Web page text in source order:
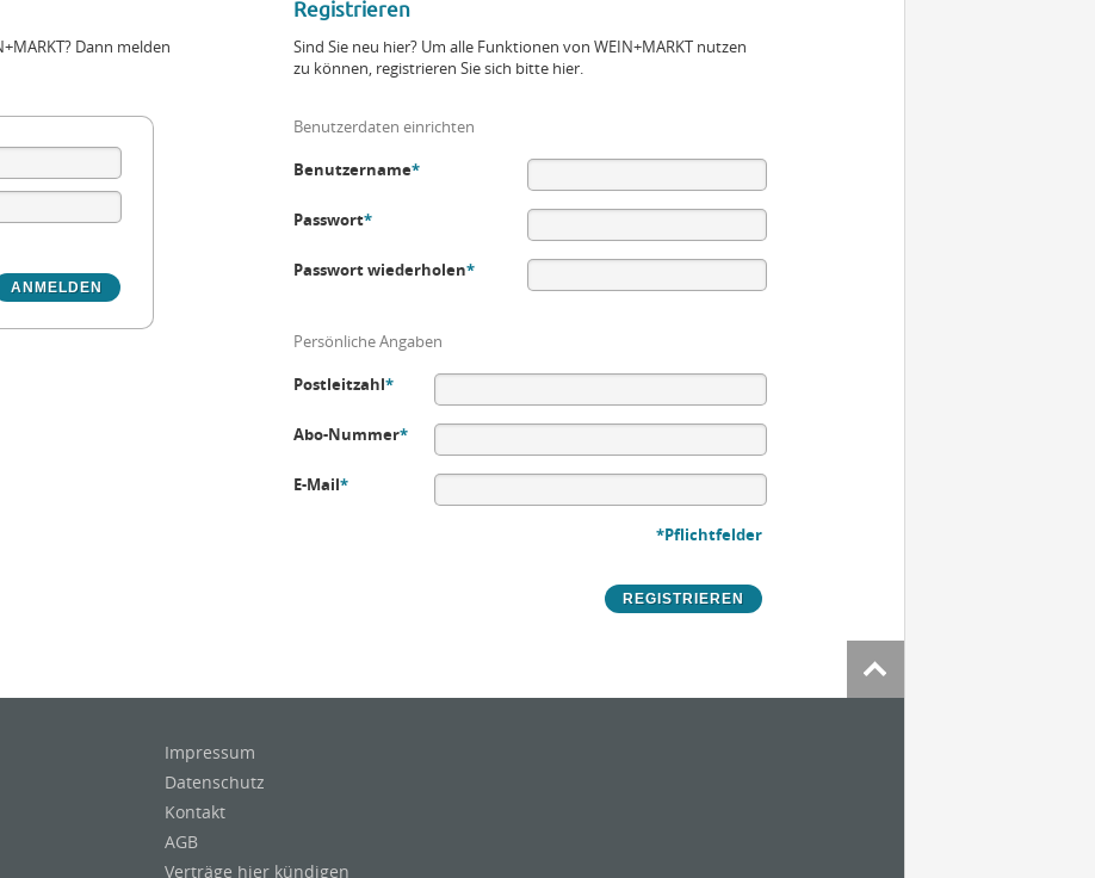
Dann melden
Registrieren
Sind Sie neu hier? Um alle Funktionen von WEIN+MARKT nutzen
zu können, registrieren Sie sich bitte hier.
Benutzerdaten einrichten
Benutzername*
Passwort*
Passwort wiederholen*
Persönliche Angaben
Postleitzahl*
Abo-Nummer*
E-Mail*
*Pflichtfelder
Impressum
Datenschutz
Kontakt
AGB
Verträge hier kündigen